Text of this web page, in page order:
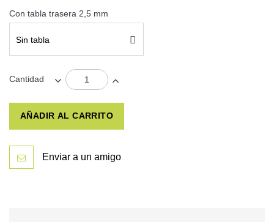
Con tabla trasera 2,5 mm
Sin tabla
Cantidad
AÑADIR AL CARRITO
Enviar a un amigo